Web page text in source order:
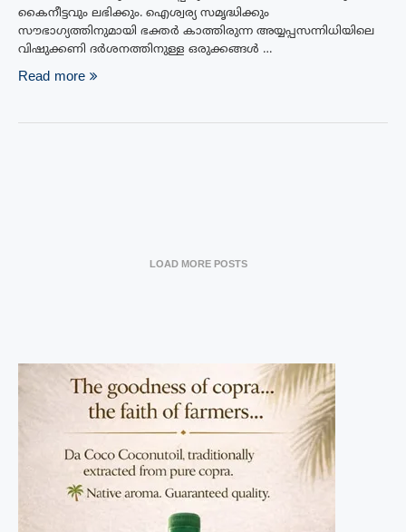
കൈനീട്ടവും ലഭിക്കും. ഐശ്വര്യ സമൃദ്ധിക്കും
സൗഭാഗ്യത്തിനുമായി ഭക്തര്‍ കാത്തിരുന്ന അയ്യപ്പസന്നിധിയിലെ
വിഷുക്കണി ദര്‍ശനത്തിനുള്ള ഒരുക്കങ്ങള്‍ …
Read more
LOAD MORE POSTS